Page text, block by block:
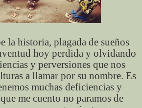
la historia, plagada de sueños
hoy perdida y olvidando
y perversiones que nos
a llamar por su nombre. Es
muchas deficiencias y
me cuento no paramos de